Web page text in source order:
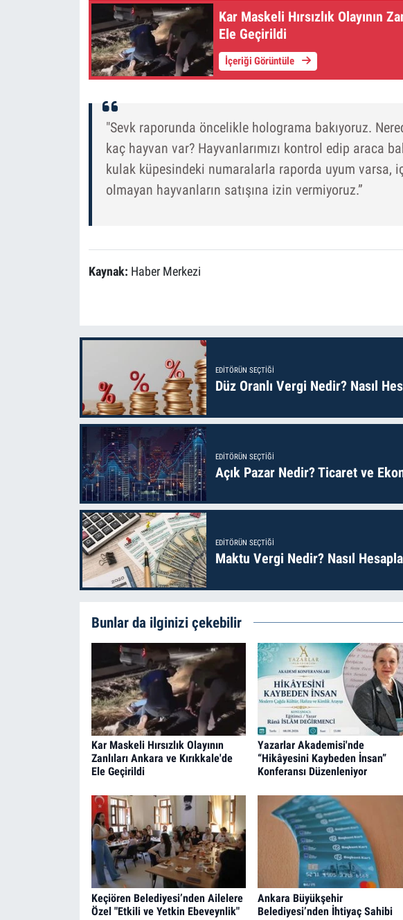
Kar Maskeli Hırsızlık Olayının
Ele Geçirildi
İçeriği Görüntüle
"Sevk raporunda öncelikle holograma bakıyoruz.
kaç hayvan var? Hayvanlarımızı kontrol edip araca
kulak küpesindeki numaralarla raporda uyum varsa,
olmayan hayvanların satışına izin vermiyoruz.”
Kaynak: Haber Merkezi
EDITÖRÜN SEÇTIĞI
Düz Oranlı Vergi Nedir? Nasıl
EDITÖRÜN SEÇTIĞI
Açık Pazar Nedir? Ticaret ve
EDITÖRÜN SEÇTIĞI
Maktu Vergi Nedir? Nasıl
Bunlar da ilginizi çekebilir
Kar Maskeli Hırsızlık Olayının
Zanlıları Ankara ve Kırıkkale'de
Ele Geçirildi
Yazarlar Akademisi'nde
“Hikâyesini Kaybeden İnsan”
Konferansı Düzenleniyor
Keçiören Belediyesi’nden Ailelere
Özel "Etkili ve Yetkin Ebeveynlik"
Ankara Büyükşehir
Belediyesi’nden İhtiyaç Sahibi